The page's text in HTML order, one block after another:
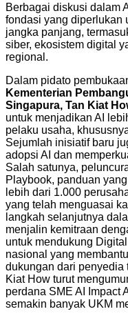
Berbagai diskusi dalam
fondasi yang diperlukan
jangka panjang,
siber, ekosistem digital
regional.
Dalam pidato
Kementerian
Singapura, Tan Kiat
untuk menjadikan AI
pelaku usaha,
Sejumlah inisiatif baru
adopsi AI dan
Salah satunya,
Playbook, panduan
lebih dari 1.000
yang telah menguasai
langkah selanjutnya
menjalin kemitraan
untuk mendukung
nasional yang
dukungan dari penyedia
Kiat How turut
perdana SME AI Impact
semakin banyak UKM